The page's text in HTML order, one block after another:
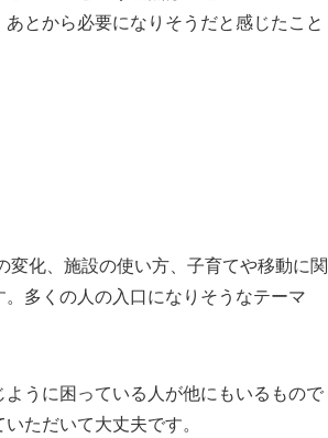
とから必要になりそうだと感じたこと
変化、施設の使い方、子育てや移動に関
多くの人の入口になりそうなテーマ
うに困っている人が他にもいるもので
ただいて大丈夫です。